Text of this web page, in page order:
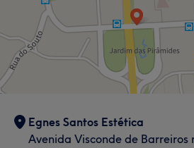
Egnes Santos Estética
Avenida Visconde de Barreiros